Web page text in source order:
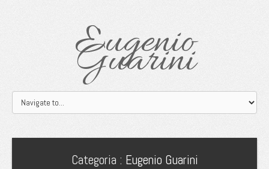
Eugenio
Guarini
Categoria : Eugenio Guarini